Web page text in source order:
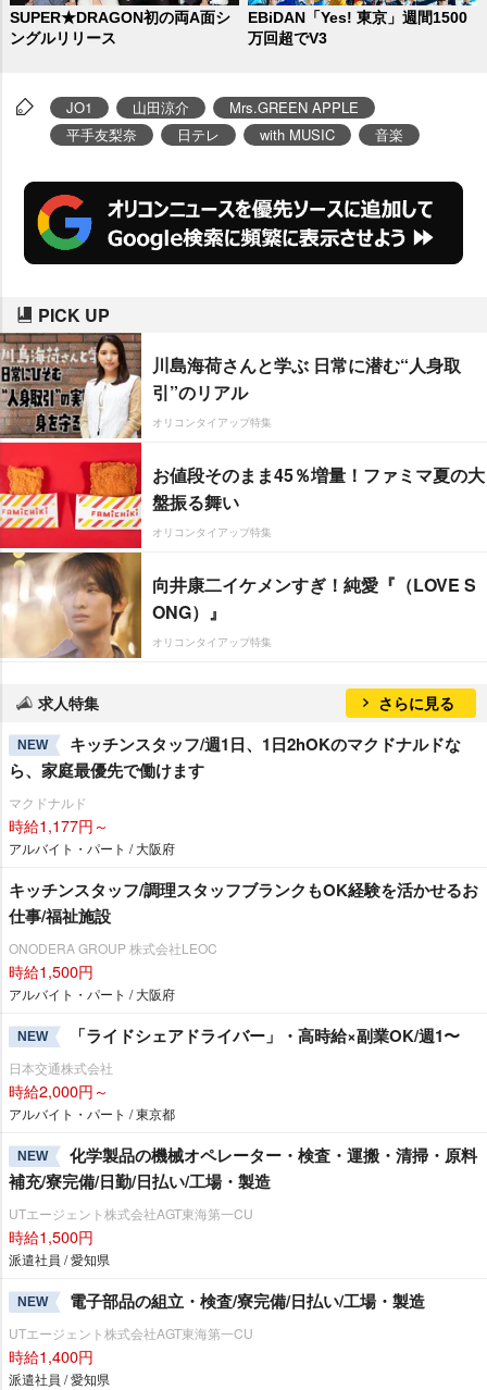
SUPER★DRAGON初の両A面シ
ングルリリース
EBiDAN「Yes! 東京」週間1500
万回超でV3
JO1 山田涼介
Mrs.GREEN APPLE
平手友梨奈
日テレ with MUSIC 音楽
PICK UP
川島海荷さんと学ぶ 日常に潜む“人身取
引”のリアル
オリコンタイアップ特集
お値段そのまま45％増量！ファミマ夏の大
盤振る舞い
オリコンタイアップ特集
向井康二イケメンすぎ！純愛『（LOVE S
ONG）』
オリコンタイアップ特集
求人特集 さらに見る
NEW
キッチンスタッフ/週1日、1日2hOKのマクドナルドな
ら、家庭最優先で働けます
マクドナルド
時給1,177円～
アルバイト・パート / 大阪府
キッチンスタッフ/調理スタッフブランクもOK経験を活かせるお
仕事/福祉施設
ONODERA GROUP 株式会社LEOC
時給1,500円
アルバイト・パート / 大阪府
NEW 「ライドシェアドライバー」・高時給×副業OK/週1〜
日本交通株式会社
時給2,000円～
アルバイト・パート / 東京都
NEW
化学製品の機械オペレーター・検査・運搬・清掃・原料
補充/寮完備/日勤/日払い/工場・製造
UTエージェント株式会社AGT東海第一CU
時給1,500円
派遣社員 / 愛知県
NEW 電子部品の組立・検査/寮完備/日払い/工場・製造
UTエージェント株式会社AGT東海第一CU
時給1,400円
派遣社員 / 愛知県